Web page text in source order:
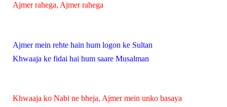
Ajmer rahega, Ajmer rahega
Ajmer mein rehte hain hum logon ke Sultan
Khwaaja ke fidai hai hum saare Musalman
Khwaaja ko Nabi ne bheja, Ajmer mein unko basaya